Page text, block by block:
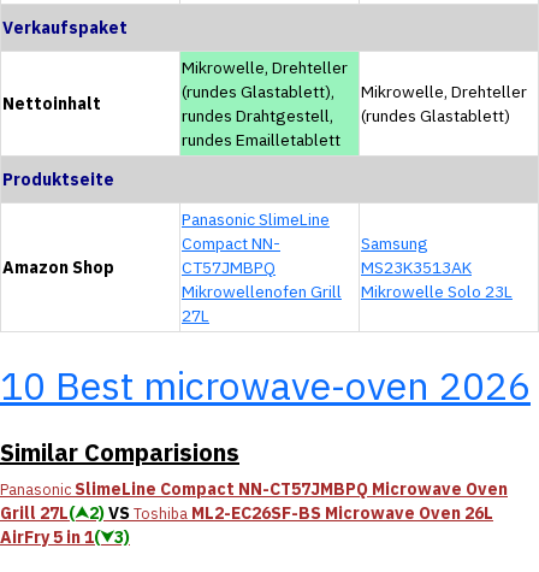
Verkaufspaket
Nettoinhalt
Mikrowelle, Drehteller
(rundes Glastablett),
rundes Drahtgestell,
rundes Emailletablett
Mikrowelle, Drehteller
(rundes Glastablett)
Produktseite
Amazon Shop
Panasonic SlimeLine
Compact NN-
CT57JMBPQ
Mikrowellenofen Grill
27L
Samsung
MS23K3513AK
Mikrowelle Solo 23L
10 Best microwave-oven 2026
Similar Comparisions
Panasonic SlimeLine Compact NN-CT57JMBPQ Microwave Oven
Grill 27L(⮝2)VSToshiba ML2-EC26SF-BS Microwave Oven 26L
AirFry 5 in 1(⮟3)